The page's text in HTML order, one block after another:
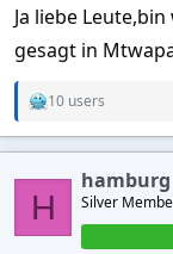
Ja liebe
gesagt in
R
t
o
n
10 users
H
hamburg
Silver